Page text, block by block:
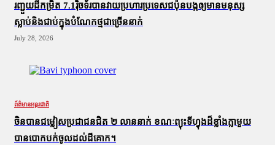
រញ្ជួយដីកម្រិត​ 7.1រ៉ិចទ័របានវាយប្រហារប្រទេសជប៉ុនបង្កឲ្យមានមនុស្ស
ស្លាប់​និង​ជាប់ក្នុងបំណែកថ្មជាច្រើននាក់
July 28, 2026
ព័ត៌មានអន្តរជាតិ
ចិនបានជម្លៀសប្រជាជនជិត ២ លាននាក់ ខណៈព្យុះទីហ្វុងដ៏ខ្លាំងក្លាមួយ
បានបោកបក់ចូលដល់ដីគោក។